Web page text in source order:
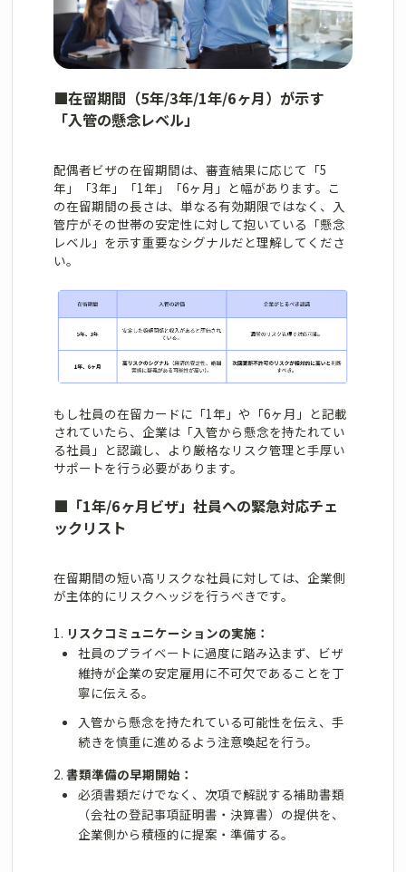
■在留期間（5年/3年/1年/6ヶ月）が示す
「入管の懸念レベル」
配偶者ビザの在留期間は、審査結果に応じて「5
年」「3年」「1年」「6ヶ月」と幅があります。こ
の在留期間の長さは、単なる有効期限ではなく、入
管庁がその世帯の安定性に対して抱いている「懸念
レベル」を示す重要なシグナルだと理解してくださ
い。
もし社員の在留カードに「1年」や「6ヶ月」と記載
されていたら、企業は「入管から懸念を持たれてい
る社員」と認識し、より厳格なリスク管理と手厚い
サポートを行う必要があります。
■ 「1年/6ヶ月ビザ」社員への緊急対応チェ
ックリスト
在留期間の短い高リスクな社員に対しては、企業側
が主体的にリスクヘッジを行うべきです。
リスクコミュニケーションの実施：
社員のプライベートに過度に踏み込まず、ビザ
維持が企業の安定雇用に不可欠であることを丁
寧に伝える。
入管から懸念を持たれている可能性を伝え、手
続きを慎重に進めるよう注意喚起を行う。
書類準備の早期開始：
必須書類だけでなく、次項で解説する補助書類
（会社の登記事項証明書・決算書）の提供を、
企業側から積極的に提案・準備する。